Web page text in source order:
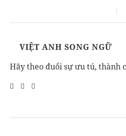
VIỆT ANH SONG NGỮ
Hãy theo đuổi sự ưu tú, thành